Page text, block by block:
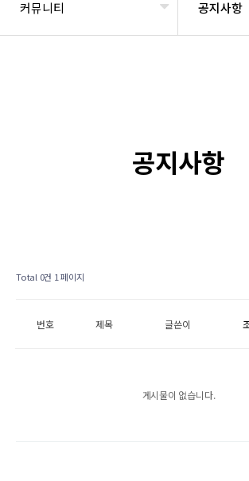
커뮤니티 공지사항
공지사항
Total 0건 1 페이지
번호 제목 글쓴이
게시물이 없습니다.